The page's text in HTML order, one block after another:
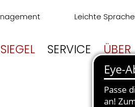
Leichte Sprache
SERVICE
ÜBER
UNS